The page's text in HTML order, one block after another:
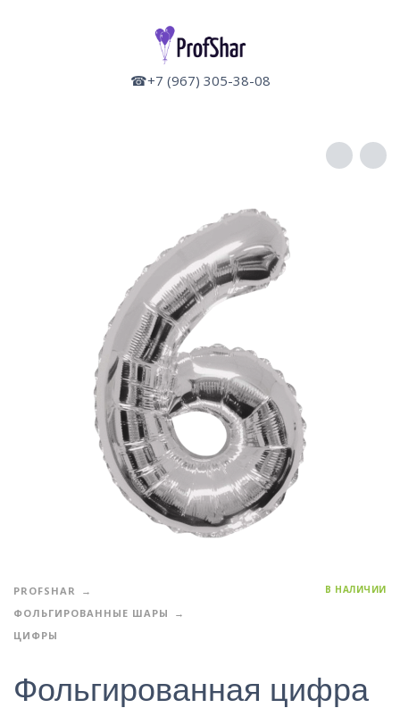
☎+7 (967) 305-38-08
PROFSHAR
ФОЛЬГИРОВАННЫЕ ШАРЫ
ЦИФРЫ
В НАЛИЧИИ
Фольгированная цифра